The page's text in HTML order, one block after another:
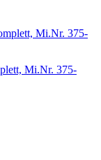
Mi.Nr. 375-